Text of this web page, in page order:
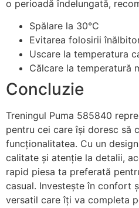
o perioadă îndelungată,
Spălare la 30°C
Evitarea folosirii
Uscare la temperatura
Călcare la temperatură
Concluzie
Treningul Puma 585840
pentru cei care își doresc să
funcționalitatea. Cu un
calitate și atenție la detalii,
rapid piesa ta preferată
casual. Investește în confort
versatil care îți va completa